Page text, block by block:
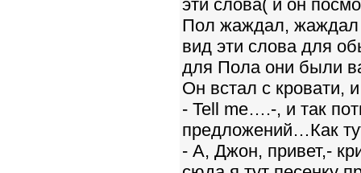
эти слова( и он
Пол жаждал, жаждал
вид эти слова для
для Пола они были
Он встал с кровати,
- Tell me….-, и так
предложений…Как
- А, Джон, привет,-